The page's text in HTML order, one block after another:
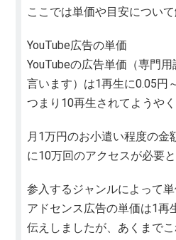
ここでは単価や目安について
YouTube広告の単価
YouTubeの広告単価（専門
言います）は1再生に0.05円
つまり10再生されてようやく
月1万円のお小遣い程度の金
に10万回のアクセスが必要
参入するジャンルによって
アドセンス広告の単価は1再
伝えしましたが、あくまでこ